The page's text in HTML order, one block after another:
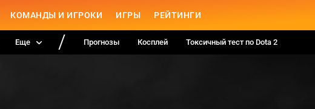
КОМАНДЫ И ИГРОКИ ИГРЫ РЕЙТИНГИ
Еще Прогнозы Косплей Токсичный тест по Dota 2